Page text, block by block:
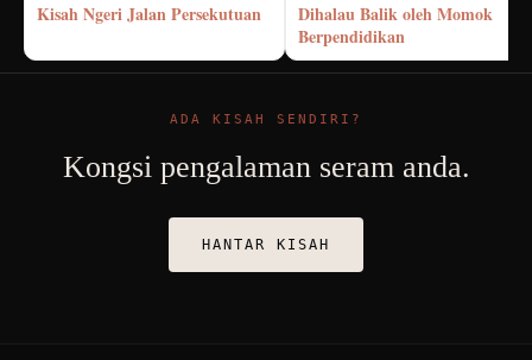
Kisah Ngeri Jalan Persekutuan
Dihalau Balik oleh Momok
Berpendidikan
ADA KISAH SENDIRI?
Kongsi pengalaman seram anda.
HANTAR KISAH